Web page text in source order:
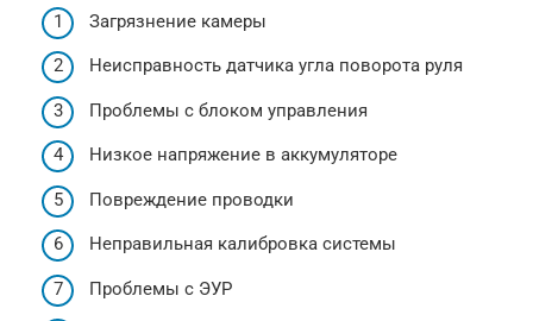
Загрязнение камеры
Неисправность датчика угла поворота руля
Проблемы с блоком управления
Низкое напряжение в аккумуляторе
Повреждение проводки
Неправильная калибровка системы
Проблемы с ЭУР